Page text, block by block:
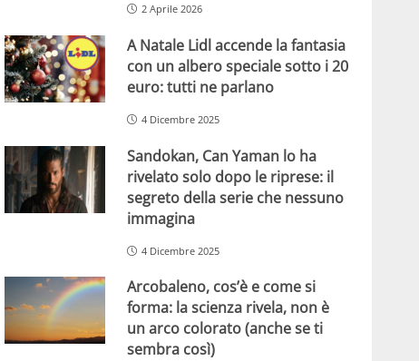
2 Aprile 2026
A Natale Lidl accende la fantasia
con un albero speciale sotto i 20
euro: tutti ne parlano
4 Dicembre 2025
Sandokan, Can Yaman lo ha
rivelato solo dopo le riprese: il
segreto della serie che nessuno
immagina
4 Dicembre 2025
Arcobaleno, cos’è e come si
forma: la scienza rivela, non è
un arco colorato (anche se ti
sembra così)